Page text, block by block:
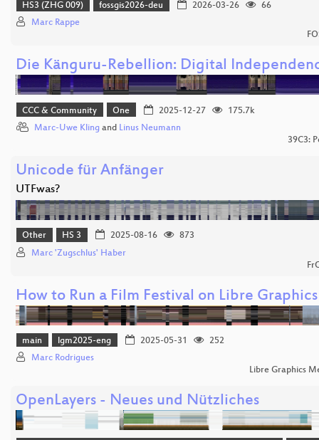
HS3 (ZHG 009) fossgis2026-deu 2026-03-26
66
Marc Rappe
Die Känguru-Rebellion: Digital
CCC & Community One 2025-12-27
175.7k
Marc-Uwe Kling and Linus Neumann
39C3:
Unicode für Anfänger
UTFwas?
Other HS 3 2025-08-16
873
Marc 'Zugschlus' Haber
How to Run a Film Festival on Libre Graphics
main lgm2025-eng 2025-05-31
252
Marc Rodrigues
Libre Graphics
OpenLayers - Neues und Nützliches